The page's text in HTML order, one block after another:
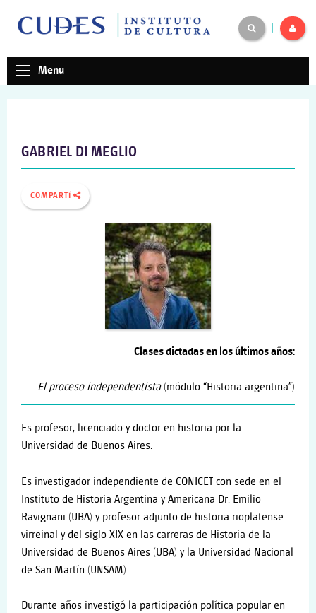
Menu
GABRIEL DI MEGLIO
COMPARTÍ
Clases dictadas en los últimos años:
El proceso independentista (módulo “Historia argentina”)
Es profesor, licenciado y doctor en historia por la
Universidad de Buenos Aires.
Es investigador independiente de CONICET con sede en el
Instituto de Historia Argentina y Americana Dr. Emilio
Ravignani (UBA) y profesor adjunto de historia rioplatense
virreinal y del siglo XIX en las carreras de Historia de la
Universidad de Buenos Aires (UBA) y la Universidad Nacional
de San Martín (UNSAM).
Durante años investigó la participación política popular en